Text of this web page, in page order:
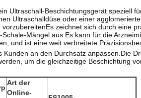
Ultraschall-Beschichtungsgerät speziell
Ultraschalldüse oder einer
zeichnet sich durch eine
Mängel aus.Es kann für die
und ist eine weit verbreitete
an den Durchsatz anpassen.Die
um die gleichzeitige Beschichtung
Art der
Online-